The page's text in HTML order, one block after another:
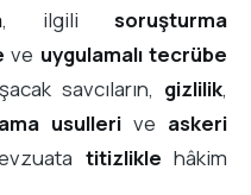
, ilgili soruşturma
ve uygulamalı tecrübe
savcıların, gizlilik,
usullerive askeri
titizlikle hâkim